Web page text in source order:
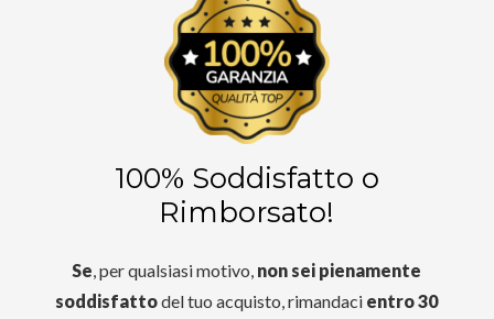
100% Soddisfatto o
Rimborsato!
Se , per qualsiasi motivo, non sei pienamente
soddisfattodel tuo acquisto, rimandaci entro 30